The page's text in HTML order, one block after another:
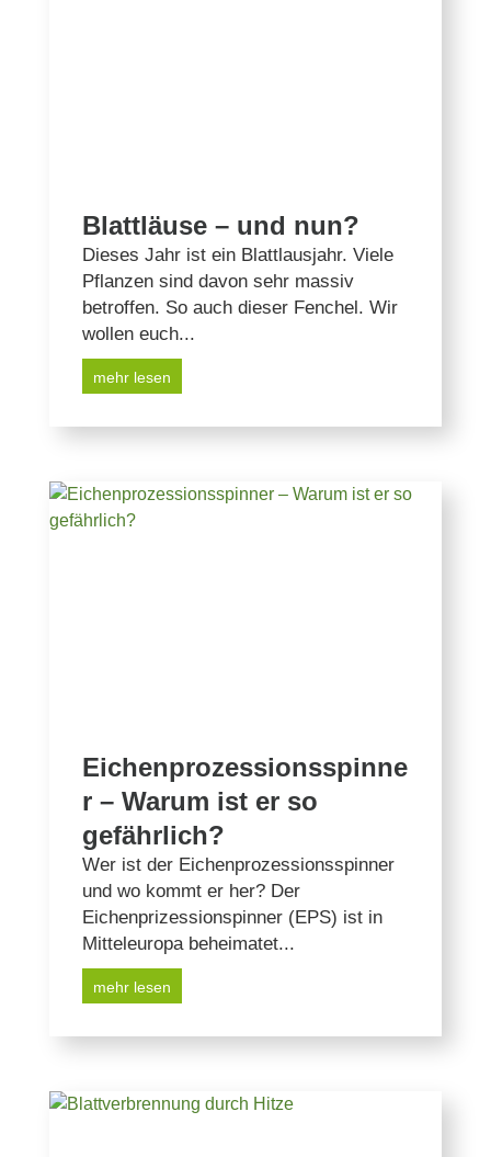
Blattläuse – und nun?
Dieses Jahr ist ein Blattlausjahr. Viele
Pflanzen sind davon sehr massiv
betroffen. So auch dieser Fenchel. Wir
wollen euch...
mehr lesen
Eichenprozessionsspinne
r – Warum ist er so
gefährlich?
Wer ist der Eichenprozessionsspinner
und wo kommt er her? Der
Eichenprizessionspinner (EPS) ist in
Mitteleuropa beheimatet...
mehr lesen